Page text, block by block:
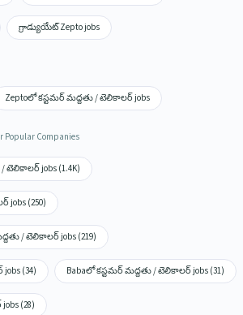
గ్రాడ్యుయేట్ Zepto jobs
Zeptoలో కస్టమర్ మద్దతు / టెలికాలర్ jobs
Companies
టెలికాలర్ jobs (1.4K)
jobs (250)
/ టెలికాలర్ jobs (219)
(34) Babaలో కస్టమర్ మద్దతు / టెలికాలర్ jobs (31)
(28)